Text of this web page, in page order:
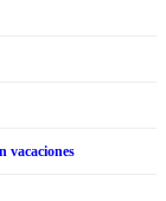
vacaciones